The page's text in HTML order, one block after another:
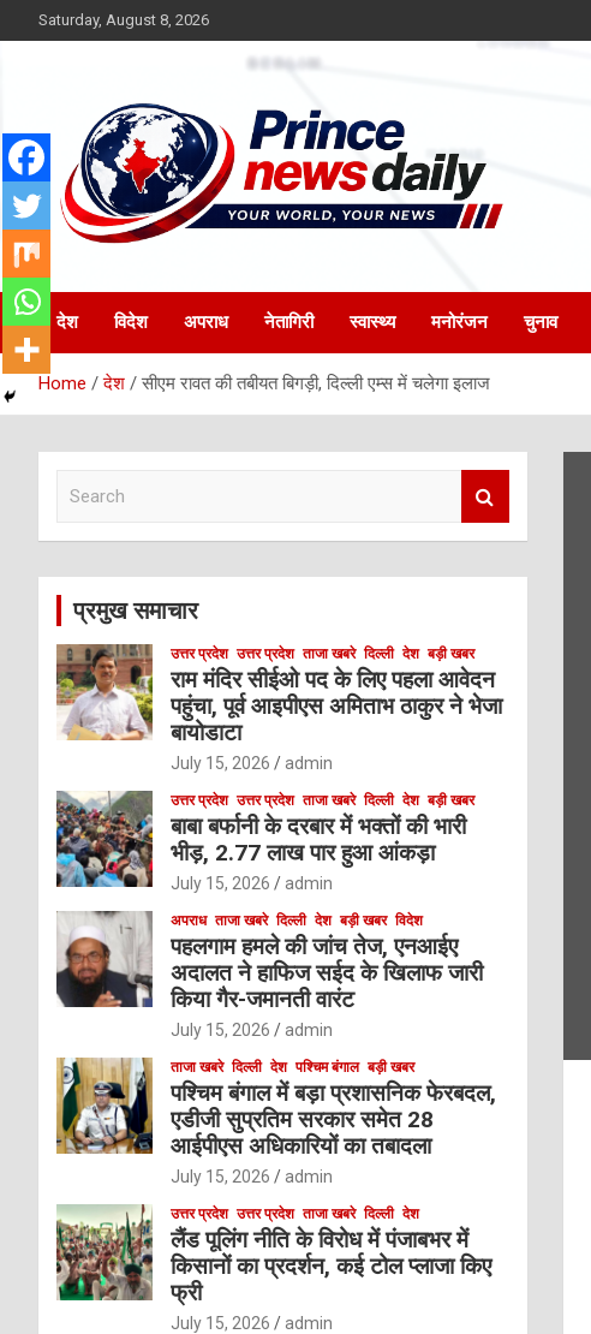
to
Saturday, August 8, 2026
Princenews Daily
देश विदेश अपराध नेतागिरी स्वास्थ्य मनोरंजन चुनाव
Home देश सीएम रावत की तबीयत बिगड़ी, दिल्ली एम्स में चलेगा इलाज
c
प्रमुख समाचार
उत्तर प्रदेश उत्तर प्रदेश ताजा खबरे दिल्ली देश बड़ी खबर
राम मंदिर सीईओ पद के लिए पहला आवेदन
पहुंचा, पूर्व आइपीएस अमिताभ ठाकुर ने भेजा
बायोडाटा
July 15, 2026 admin
उत्तर प्रदेश उत्तर प्रदेश ताजा खबरे दिल्ली देश बड़ी खबर
बाबा बर्फानी के दरबार में भक्तों की भारी
भीड़, 2.77 लाख पार हुआ आंकड़ा
July 15, 2026 admin
अपराध ताजा खबरे दिल्ली देश बड़ी खबर विदेश
पहलगाम हमले की जांच तेज, एनआईए
अदालत ने हाफिज सईद के खिलाफ जारी
किया गैर-जमानती वारंट
July 15, 2026 admin
ताजा खबरे दिल्ली देश पश्चिम बंगाल बड़ी खबर
पश्चिम बंगाल में बड़ा प्रशासनिक फेरबदल,
एडीजी सुप्रतिम सरकार समेत 28
आईपीएस अधिकारियों का तबादला
July 15, 2026 admin
उत्तर प्रदेश उत्तर प्रदेश ताजा खबरे दिल्ली देश
लैंड पूलिंग नीति के विरोध में पंजाबभर में
किसानों का प्रदर्शन, कई टोल प्लाजा किए
फ्री
July 15, 2026 admin